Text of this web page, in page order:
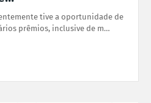
tive a oportunidade de
prêmios, inclusive de m…